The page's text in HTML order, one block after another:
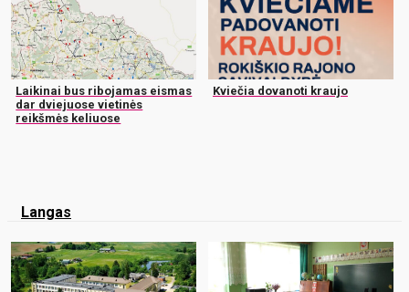
Laikinai bus ribojamas eismas
dar dviejuose vietinės
reikšmės keliuose
Kviečia dovanoti kraujo
Langas